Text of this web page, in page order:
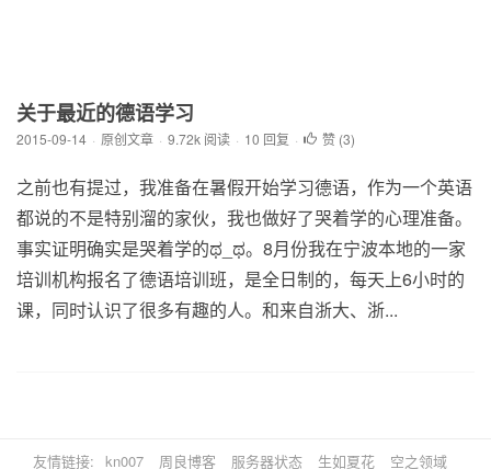
关于最近的德语学习
2015-09-14 · 原创文章 · 9.72k 阅读 · 10 回复 · 赞 (3)
之前也有提过，我准备在暑假开始学习德语，作为一个英语
都说的不是特别溜的家伙，我也做好了哭着学的心理准备。
事实证明确实是哭着学的ಥ_ಥ。8月份我在宁波本地的一家
培训机构报名了德语培训班，是全日制的，每天上6小时的
课，同时认识了很多有趣的人。和来自浙大、浙...
友情链接: kn007 周良博客 服务器状态 生如夏花 空之领域